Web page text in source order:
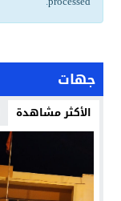
جهات
الأكثر مشاهدة